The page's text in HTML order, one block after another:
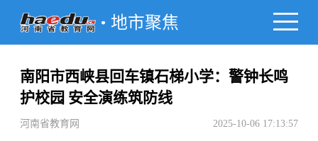
地市聚焦
南阳市西峡县回车镇石梯小学：警钟长鸣
护校园 安全演练筑防线
河南省教育网 2025-10-06 17:13:57